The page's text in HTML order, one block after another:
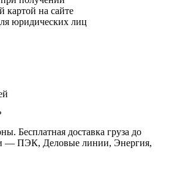
картой на сайте
юридических лиц
Бесплатная доставка груза до
— ПЭК, Деловые линии, Энергия,